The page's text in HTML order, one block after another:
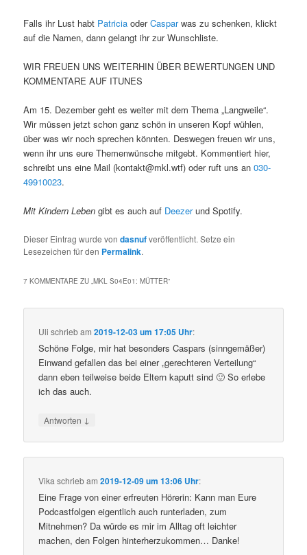
Falls ihr Lust habt Patricia oderCasparwas zu schenken, klickt
auf die Namen, dann gelangt ihr zur Wunschliste.
WIR FREUEN UNS WEITERHIN ÜBER BEWERTUNGEN UND
KOMMENTARE AUF ITUNES
Am 15. Dezember geht es weiter mit dem Thema „Langweile“.
Wir müssen jetzt schon ganz schön in unseren Kopf wühlen,
über was wir noch sprechen könnten. Deswegen freuen wir uns,
wenn ihr uns eure Themenwünsche mitgebt. Kommentiert hier,
schreibt uns eine Mail (kontakt@mkl.wtf) oder ruft uns an030-
49910023.
Mit Kindern Leben gibt es auch auf Deezerund Spotify.
Dieser Eintrag wurde vondasnufveröffentlicht. Setze ein
Lesezeichen für den Permalink.
7 KOMMENTARE ZU „MKL S04E01: MÜTTER“
Uli schriebam2019-12-03 um 17:05 Uhr:
Schöne Folge, mir hat besonders Caspars (sinngemäßer)
Einwand gefallen das bei einer „gerechteren Verteilung“
dann eben teilweise beide Eltern kaputt sind 🙂 So erlebe
ich das auch.
Antworten ↓
Vika schriebam2019-12-09 um 13:06 Uhr:
Eine Frage von einer erfreuten Hörerin: Kann man Eure
Podcastfolgen eigentlich auch runterladen, zum
Mitnehmen? Da würde es mir im Alltag oft leichter
machen, den Folgen hinterherzukommen… Danke!